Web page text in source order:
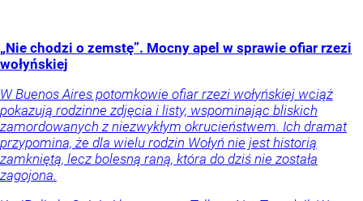
„Nie chodzi o zemstę”. Mocny apel w sprawie ofiar rzezi
wołyńskiej
W Buenos Aires potomkowie ofiar rzezi wołyńskiej wciąż
pokazują rodzinne zdjęcia i listy, wspominając bliskich
zamordowanych z niezwykłym okrucieństwem. Ich dramat
przypomina, że dla wielu rodzin Wołyń nie jest historią
zamkniętą, lecz bolesną raną, która do dziś nie została
zagojona.